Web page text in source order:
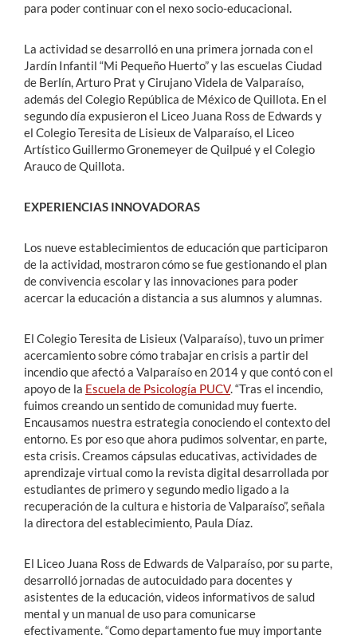
para poder continuar con el nexo socio-educacional.
La actividad se desarrolló en una primera jornada con el
Jardín Infantil “Mi Pequeño Huerto” y las escuelas Ciudad
de Berlín, Arturo Prat y Cirujano Videla de Valparaíso,
además del Colegio República de México de Quillota. En el
segundo día expusieron el Liceo Juana Ross de Edwards y
el Colegio Teresita de Lisieux de Valparaíso, el Liceo
Artístico Guillermo Gronemeyer de Quilpué y el Colegio
Arauco de Quillota.
EXPERIENCIAS INNOVADORAS
Los nueve establecimientos de educación que participaron
de la actividad, mostraron cómo se fue gestionando el plan
de convivencia escolar y las innovaciones para poder
acercar la educación a distancia a sus alumnos y alumnas.
El Colegio Teresita de Lisieux (Valparaíso), tuvo un primer
acercamiento sobre cómo trabajar en crisis a partir del
incendio que afectó a Valparaíso en 2014 y que contó con el
apoyo de la Escuela de Psicología PUCV. “Tras el incendio,
fuimos creando un sentido de comunidad muy fuerte.
Encausamos nuestra estrategia conociendo el contexto del
entorno. Es por eso que ahora pudimos solventar, en parte,
esta crisis. Creamos cápsulas educativas, actividades de
aprendizaje virtual como la revista digital desarrollada por
estudiantes de primero y segundo medio ligado a la
recuperación de la cultura e historia de Valparaíso”, señala
la directora del establecimiento, Paula Díaz.
El Liceo Juana Ross de Edwards de Valparaíso, por su parte,
desarrolló jornadas de autocuidado para docentes y
asistentes de la educación, videos informativos de salud
mental y un manual de uso para comunicarse
efectivamente. “Como departamento fue muy importante